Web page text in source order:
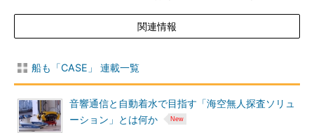
関連情報
船も「CASE」 連載一覧
音響通信と自動着水で目指す「海空無人探査ソリュ
ーション」とは何か